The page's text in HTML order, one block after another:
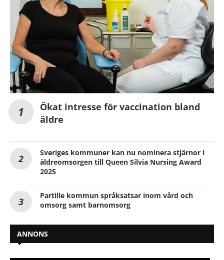
Ökat intresse för vaccination bland
äldre
Sveriges kommuner kan nu nominera stjärnor i
äldreomsorgen till Queen Silvia Nursing Award
2025
Partille kommun språksatsar inom vård och
omsorg samt barnomsorg
ANNONS